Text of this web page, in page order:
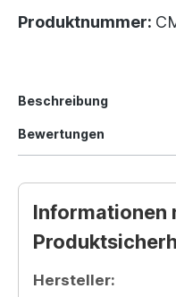
Produktnummer:
Beschreibung
Bewertungen
Informationen
Hersteller: